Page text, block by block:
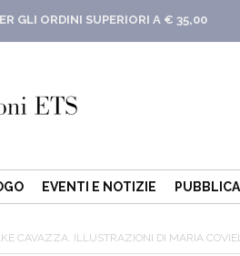
GLI ORDINI SUPERIORI A € 35,00
EVENTI E NOTIZIE
CAVAZZA. ILLUSTRAZIONI DI MARIA